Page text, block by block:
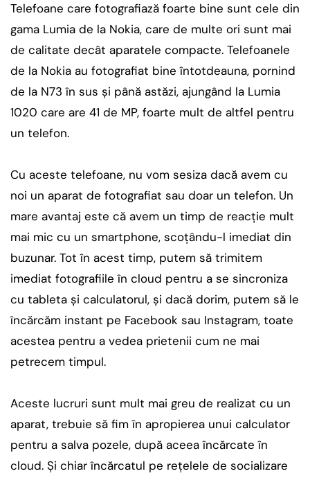
Telefoane care fotografiază foarte bine sunt cele din
gama Lumia de la Nokia, care de multe ori sunt mai
de calitate decât aparatele compacte. Telefoanele
de la Nokia au fotografiat bine întotdeauna, pornind
de la N73 în sus şi până astăzi, ajungând la Lumia
1020 care are 41 de MP, foarte mult de altfel pentru
un telefon.
Cu aceste telefoane, nu vom sesiza dacă avem cu
noi un aparat de fotografiat sau doar un telefon. Un
mare avantaj este că avem un timp de reacţie mult
mai mic cu un smartphone, scoţându-l imediat din
buzunar. Tot în acest timp, putem să trimitem
imediat fotografiile în cloud pentru a se sincroniza
cu tableta şi calculatorul, şi dacă dorim, putem să le
încărcăm instant pe Facebook sau Instagram, toate
acestea pentru a vedea prietenii cum ne mai
petrecem timpul.
Aceste lucruri sunt mult mai greu de realizat cu un
aparat, trebuie să fim în apropierea unui calculator
pentru a salva pozele, după aceea încărcate în
cloud. Şi chiar încărcatul pe reţelele de socializare